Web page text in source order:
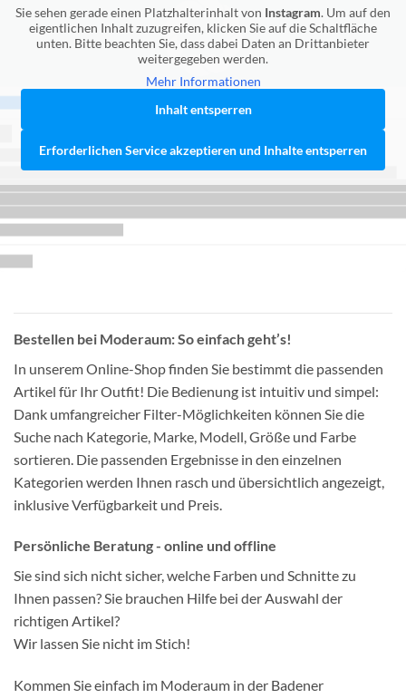
Sie sehen gerade einen Platzhalterinhalt von Instagram. Um auf den
eigentlichen Inhalt zuzugreifen, klicken Sie auf die Schaltfläche
unten. Bitte beachten Sie, dass dabei Daten an Drittanbieter
weitergegeben werden.
Mehr Informationen
Inhalt entsperren
Erforderlichen Service akzeptieren und Inhalte entsperren
Bestellen bei Moderaum: So einfach geht’s!
In unserem Online-Shop finden Sie bestimmt die passenden
Artikel für Ihr Outfit! Die Bedienung ist intuitiv und simpel:
Dank umfangreicher Filter-Möglichkeiten können Sie die
Suche nach Kategorie, Marke, Modell, Größe und Farbe
sortieren. Die passenden Ergebnisse in den einzelnen
Kategorien werden Ihnen rasch und übersichtlich angezeigt,
inklusive Verfügbarkeit und Preis.
Persönliche Beratung - online und offline
Sie sind sich nicht sicher, welche Farben und Schnitte zu
Ihnen passen? Sie brauchen Hilfe bei der Auswahl der
richtigen Artikel?
Wir lassen Sie nicht im Stich!
Kommen Sie einfach im Moderaum in der Badener